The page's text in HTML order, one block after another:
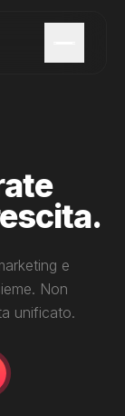
e
Non
unificato.